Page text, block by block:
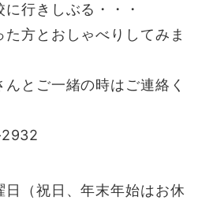
行きしぶる・・・
方とおしゃべりしてみま
とご一緒の時はご連絡く
日（祝日、年末年始はお休